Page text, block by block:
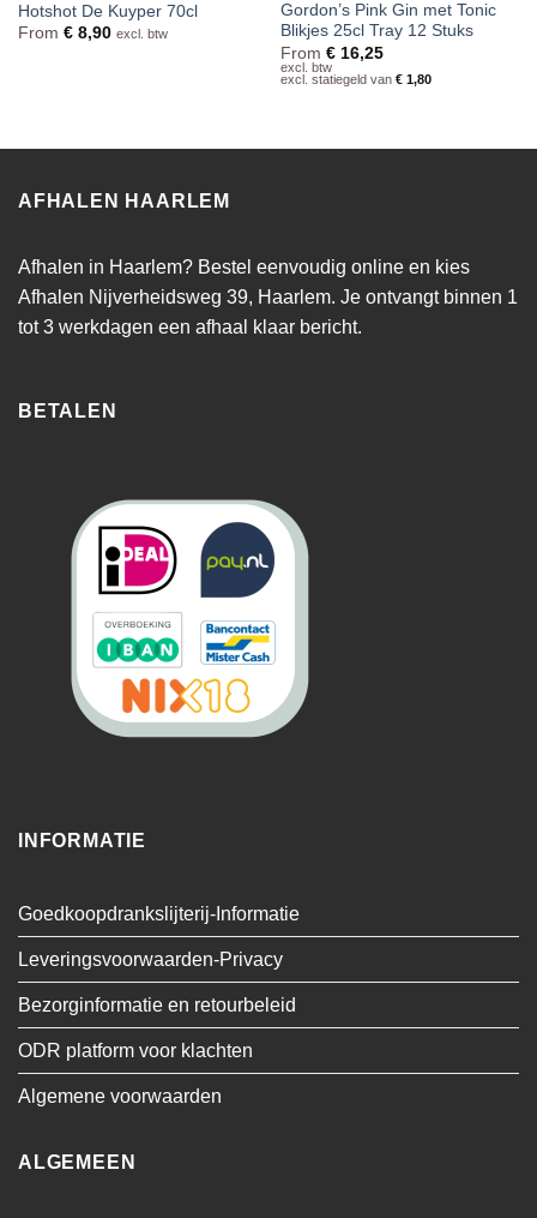
Hotshot De Kuyper 70cl
From €8,90 excl. btw
Gordon’s Pink Gin met Tonic
Blikjes 25cl Tray 12 Stuks
From €16,25
excl. btw
excl. statiegeld van €1,80
AFHALEN HAARLEM
Afhalen in Haarlem? Bestel eenvoudig online en kies
Afhalen Nijverheidsweg 39, Haarlem. Je ontvangt binnen 1
tot 3 werkdagen een afhaal klaar bericht.
BETALEN
INFORMATIE
Goedkoopdrankslijterij-Informatie
Leveringsvoorwaarden-Privacy
Bezorginformatie en retourbeleid
ODR platform voor klachten
Algemene voorwaarden
ALGEMEEN